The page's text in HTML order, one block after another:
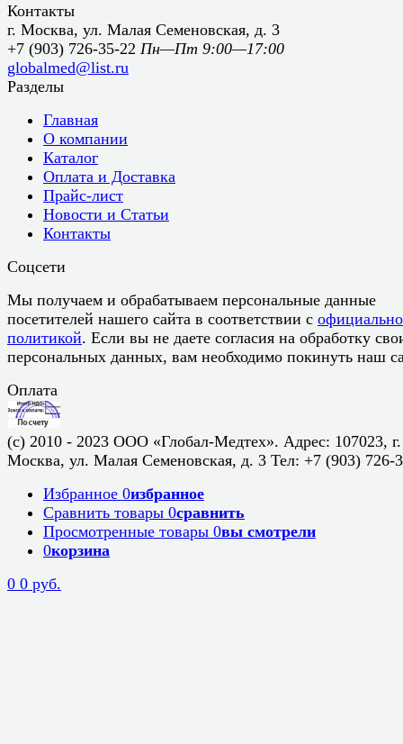
Контакты
г. Москва, ул. Малая Семеновская, д. 3
+7 (903) 726-35-22 Пн—Пт 9:00—17:00
globalmed@list.ru
Разделы
Главная
О компании
Каталог
Оплата и Доставка
Прайс-лист
Новости и Статьи
Контакты
Соцсети
Мы получаем и обрабатываем персональные данные
посетителей нашего сайта в соответствии с
политикой. Если вы не даете согласия на обработку
персональных данных, вам необходимо покинуть наш
Оплата
(c) 2010 - 2023 ООО «Глобал-Медтех». Адрес: 107023, г.
Москва, ул. Малая Семеновская, д. 3 Тел: +7 (903) 726-
Избранное 0избранное
Сравнить товары 0сравнить
Просмотренные товары 0вы смотрели
0корзина
0 0 руб.